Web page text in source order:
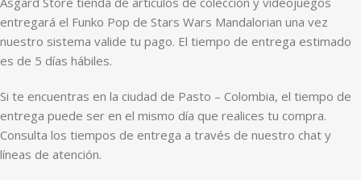
entregará el Funko Pop de Stars Wars Mandalorian una vez
nuestro sistema valide tu pago. El tiempo de entrega estimado
es de 5 días hábiles.
Si te encuentras en la ciudad de Pasto – Colombia, el tiempo de
entrega puede ser en el mismo día que realices tu compra.
Consulta los tiempos de entrega a través de nuestro chat y
líneas de atención.